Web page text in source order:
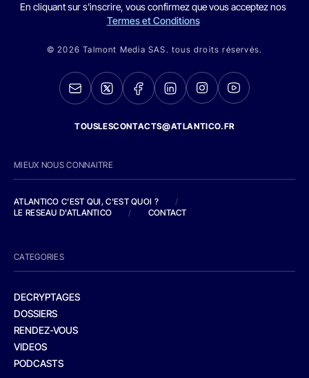
En cliquant sur s'inscrire, vous confirmez que vous acceptez nos
Termes et Conditions
© 2026 Talmont Media SAS. tous droits réservés.
TOUSLESCONTACTS@ATLANTICO.FR
MIEUX NOUS CONNAITRE
ATLANTICO C'EST QUI, C'EST QUOI ?
/
LE RESEAU D'ATLANTICO
/ CONTACT
CATEGORIES
DECRYPTAGES
DOSSIERS
RENDEZ-VOUS
VIDEOS
PODCASTS